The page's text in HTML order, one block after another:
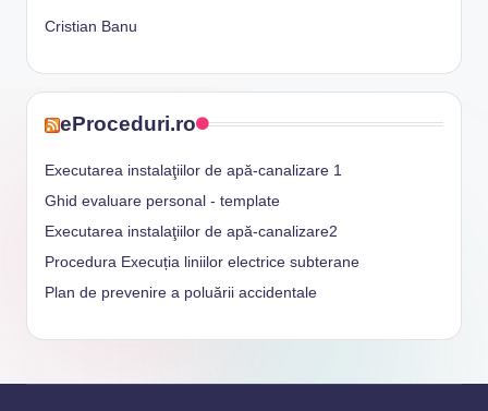
Cristian Banu
eProceduri.ro
Executarea instalaţiilor de apă-canalizare 1
Ghid evaluare personal - template
Executarea instalaţiilor de apă-canalizare2
Procedura Execuția liniilor electrice subterane
Plan de prevenire a poluării accidentale